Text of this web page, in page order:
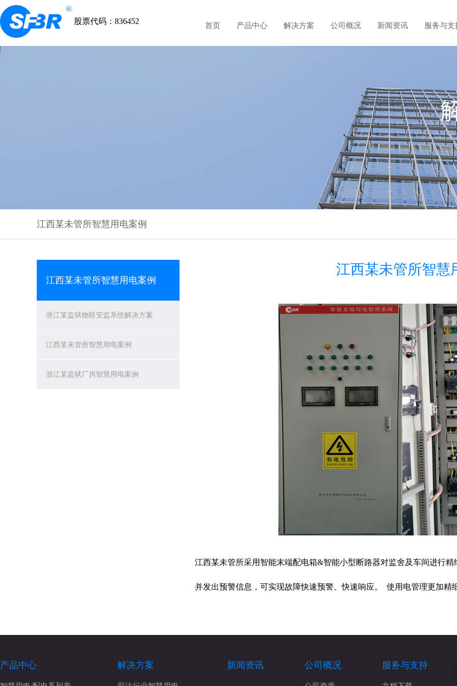
股票代码：836452
首页 产品中心 解决方案 公司概况 新闻资讯 服务与支
江西某未管所智慧用电案例
江西某未管所智慧用电案例
浙江某监狱物联安监系统解决方案
江西某未管所智慧用电案例
浙江某监狱厂房智慧用电案例
江西某未管所智慧
江西某未管所采用智能末端配电箱&智能小型断路器对监舍及车间进行
并发出预警信息，可实现故障快速预警、快速响应。 使用电管理更加精
产品中心 解决方案 新闻资讯 公司概况 服务与支持